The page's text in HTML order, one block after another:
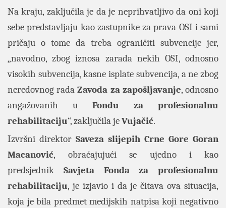
Na kraju, zaključila je da je neprihvatljivo da oni koji
sebe predstavljaju kao zastupnike za prava OSI i sami
pričaju o tome da treba ograničiti subvencije jer,
„navodno, zbog iznosa zarada nekih OSI, odnosno
visokih subvencija, kasne isplate subvencija, a ne zbog
neredovnog radaZavoda za zapošljavanje, odnosno
angažovanih u Fondu za profesionalnu
rehabilitaciju“, zaključila jeVujačić.
Izvršni direktor Saveza slijepih Crne Gore Goran
Macanović,
obraćajujući se ujedno i kao
predsjednik Savjeta Fonda za profesionalnu
rehabilitaciju, je izjavio i da je čitava ova situacija,
koja je bila predmet medijskih natpisa koji negativno